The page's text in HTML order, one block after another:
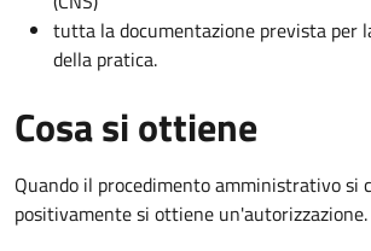
tutta la documentazione prevista per
della pratica.
Cosa si ottiene
Quando il procedimento amministrativo si
positivamente si ottiene un'autorizzazione.